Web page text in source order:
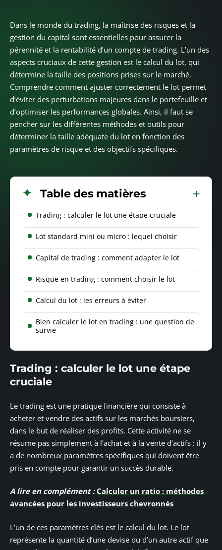
Dans le monde du trading, la maîtrise des risques et la
gestion du capital sont essentielles pour assurer la
pérennité et la rentabilité d’un compte de trading. L’un des
aspects cruciaux de cette gestion est le calcul du lot, qui
détermine la taille des positions prises sur le marché.
Comprendre comment ajuster correctement le lot permet
d’éviter des perturbations majeures dans le portefeuille et
d’optimiser les performances globales. Ainsi, il faut se
pencher sur les différentes méthodes et outils pour
déterminer la taille adéquate du lot en fonction des
paramètres de risque et des objectifs spécifiques.
Table des matières
Trading : calculer le lot une étape cruciale
Lot standard mini ou micro : lequel choisir
Capital de trading : comment adapter le lot
Risque en trading : comment choisir le lot
Calcul du lot : les erreurs à éviter
Bien calculer le lot en trading : une question de
survie
Trading : calculer le lot une étape
cruciale
Le trading est une pratique financière qui consiste à
acheter et vendre des actifs sur les marchés boursiers,
dans le but de réaliser des profits. Cette activité ne se
résume pas simplement à l’achat et à la vente d’actifs : il y
a de nombreux paramètres spécifiques qui doivent être
pris en compte pour garantir un succès durable.
A lire en complément : Calculer un ratio : méthodes
avancées pour les investisseurs chevronnés
L’un de ces paramètres clés est le calcul du lot. Le lot
représente la quantité d’une devise ou d’un autre actif que